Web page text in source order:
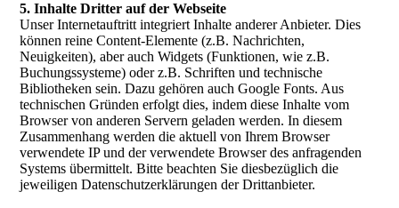
5. Inhalte Dritter auf der Webseite
Unser Internetauftritt integriert Inhalte anderer Anbieter. Dies
können reine Content-Elemente (z.B. Nachrichten,
Neuigkeiten), aber auch Widgets (Funktionen, wie z.B.
Buchungssysteme) oder z.B. Schriften und technische
Bibliotheken sein. Dazu gehören auch Google Fonts. Aus
technischen Gründen erfolgt dies, indem diese Inhalte vom
Browser von anderen Servern geladen werden. In diesem
Zusammenhang werden die aktuell von Ihrem Browser
verwendete IP und der verwendete Browser des anfragenden
Systems übermittelt. Bitte beachten Sie diesbezüglich die
jeweiligen Datenschutzerklärungen der Drittanbieter.